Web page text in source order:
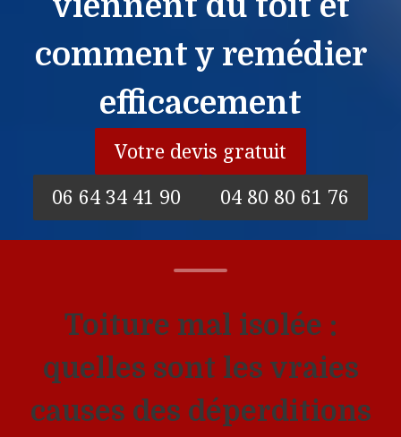
comment y remédier
efficacement
Votre devis gratuit
06 64 34 41 90
04 80 80 61 76
Toiture mal isolée :
quelles sont les vraies
causes des déperditions